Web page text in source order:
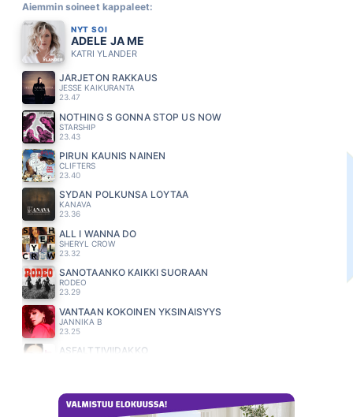
Aiemmin soineet kappaleet:
NYT SOI
ADELE JA ME
KATRI YLANDER
JÄRJETÖN RAKKAUS
JESSE KAIKURANTA
23.47
NOTHING S GONNA STOP US NOW
STARSHIP
23.43
PIRUN KAUNIS NAINEN
CLIFTERS
23.40
SYDÄN POLKUNSA LÖYTÄÄ
KANAVA
23.36
ALL I WANNA DO
SHERYL CROW
23.32
SANOTAANKO KAIKKI SUORAAN
RODEO
23.29
VANTAAN KOKOINEN YKSINÄISYYS
JANNIKA B
23.25
ASFALTTIVIIDAKKO
KAIJA KOO
23.18